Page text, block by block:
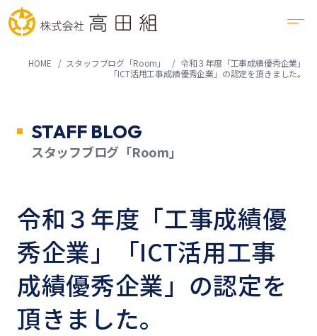
HOME スタッフブログ「Room」
令和３年度「工事成績優秀企業」
「ICT活用工事成績優秀企業」の認定を頂きました。
STAFF BLOG
スタッフブログ「Room」
令和３年度「工事成績優
秀企業」「ICT活用工事
成績優秀企業」の認定を
頂きました。